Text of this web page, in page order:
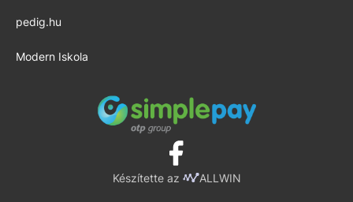
pedig.hu
Modern Iskola
Készítette az ALLWIN